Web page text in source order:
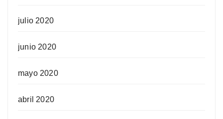
julio 2020
junio 2020
mayo 2020
abril 2020